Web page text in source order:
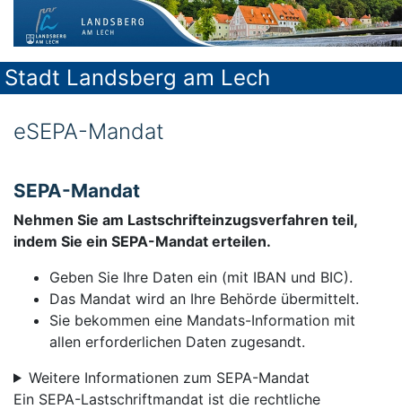
Stadt Landsberg am Lech
eSEPA-Mandat
SEPA-Mandat
Nehmen Sie am Lastschrifteinzugsverfahren teil,
indem Sie ein SEPA-Mandat erteilen.
Geben Sie Ihre Daten ein (mit IBAN und BIC).
Das Mandat wird an Ihre Behörde übermittelt.
Sie bekommen eine Mandats-Information mit
allen erforderlichen Daten zugesandt.
Weitere Informationen zum SEPA-Mandat
Ein SEPA-Lastschriftmandat ist die rechtliche